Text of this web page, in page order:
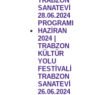
SANATEVİ
28.06.2024
PROGRAMI
HAZİRAN
2024 |
TRABZON
KÜLTÜR
YOLU
FESTİVALİ
TRABZON
SANATEVİ
26.06.2024